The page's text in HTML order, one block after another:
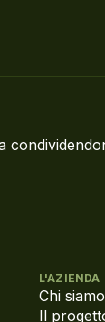
L'AZIENDA
Chi siamo
Il